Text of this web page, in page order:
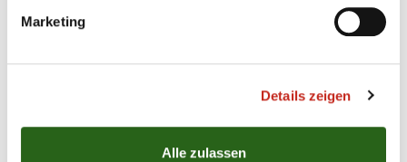
Marketing
Details zeigen
Alle zulassen
Nachwuchsarbeit stets eine sehr hohe Priorität.
Dass mit Chrischa Hannawald ein hervorragender
präsentierte sich die Handballschule das erste Mal